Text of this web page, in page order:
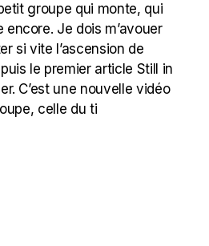
groupe qui monte, qui
Je dois m’avouer
si vite l’ascension de
le premier article Still in
C’est une nouvelle vidéo
celle du ti